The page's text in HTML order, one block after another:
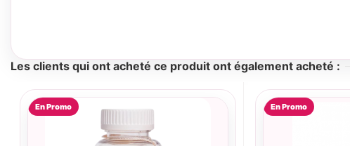
Les clients qui ont acheté ce produit ont également acheté :
En Promo En Promo